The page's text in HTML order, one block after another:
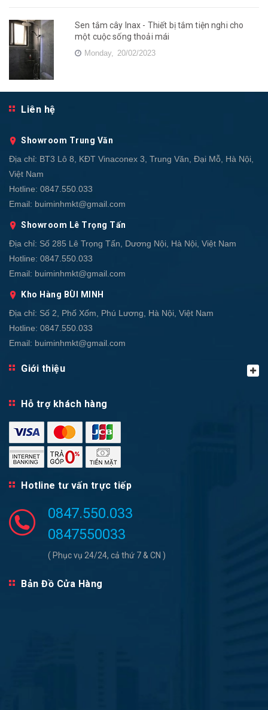
Sen tắm cây Inax - Thiết bị tắm tiện nghi cho
một cuộc sống thoải mái
Monday, 20/02/2023
Liên hệ
Showroom Trung Văn
Địa chỉ: BT3 Lô 8, KĐT Vinaconex 3, Trung Văn, Đại Mỗ, Hà Nội,
Việt Nam
Hotline: 0847.550.033
Email: buiminhmkt@gmail.com
Showroom Lê Trọng Tấn
Địa chỉ: Số 285 Lê Trọng Tấn, Dương Nội, Hà Nội, Việt Nam
Hotline: 0847.550.033
Email: buiminhmkt@gmail.com
Kho Hàng BÙI MINH
Địa chỉ: Số 2, Phố Xốm, Phú Lương, Hà Nội, Việt Nam
Hotline: 0847.550.033
Email: buiminhmkt@gmail.com
Giới thiệu
Hỗ trợ khách hàng
Hotline tư vấn trực tiếp
0847.550.033
0847550033
( Phục vụ 24/24, cả thứ 7 & CN )
Bản Đồ Cửa Hàng